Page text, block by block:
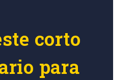
corto
para